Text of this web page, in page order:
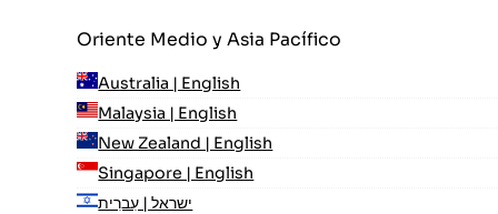
Oriente Medio y Asia Pacífico
Australia | English
Malaysia | English
New Zealand | English
Singapore | English
ישראל | עִברִית